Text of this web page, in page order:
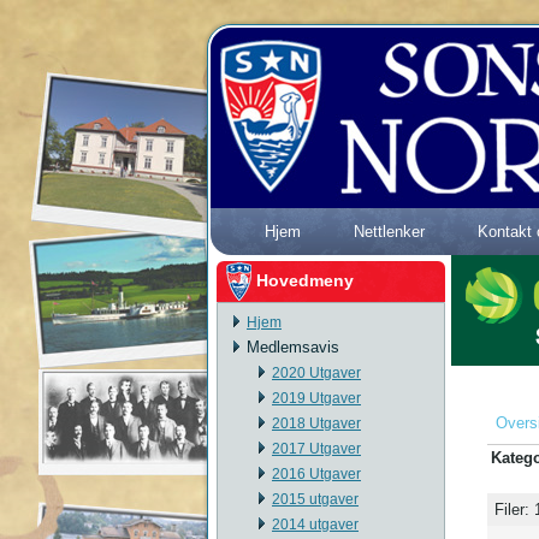
Hjem Nettlenker Kontakt
Hovedmeny
Hjem
Medlemsavis
2020 Utgaver
2019 Utgaver
2018 Utgaver
2017 Utgaver
2016 Utgaver
2015 utgaver
2014 utgaver
Filer: